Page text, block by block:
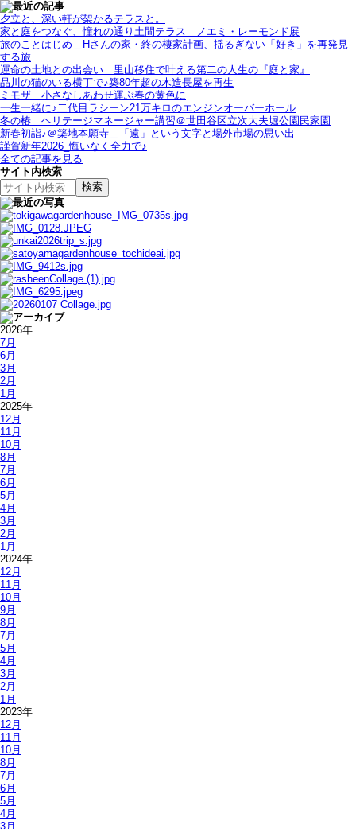
夕立と、深い軒が架かるテラスと。
家と庭をつなぐ、憧れの通り土間テラス＿ノエミ・レーモンド展
旅のことはじめ＿Hさんの家・終の棲家計画、揺るぎない「好き」を再発見
する旅
運命の土地との出会い＿里山移住で叶える第二の人生の『庭と家』
品川の猫のいる横丁で♪築80年超の木造長屋を再生
ミモザ＿小さなしあわせ運ぶ春の黄色に
一生一緒に♪二代目ラシーン21万キロのエンジンオーバーホール
冬の椿＿ヘリテージマネージャー講習＠世田谷区立次大夫堀公園民家園
新春初詣♪＠築地本願寺＿「遠」という文字と場外市場の思い出
謹賀新年2026_悔いなく全力で♪
全ての記事を見る
サイト内検索
2026年
7月
6月
3月
2月
1月
2025年
12月
11月
10月
8月
7月
6月
5月
4月
3月
2月
1月
2024年
12月
11月
10月
9月
8月
7月
5月
4月
3月
2月
1月
2023年
12月
11月
10月
8月
7月
6月
5月
4月
3月